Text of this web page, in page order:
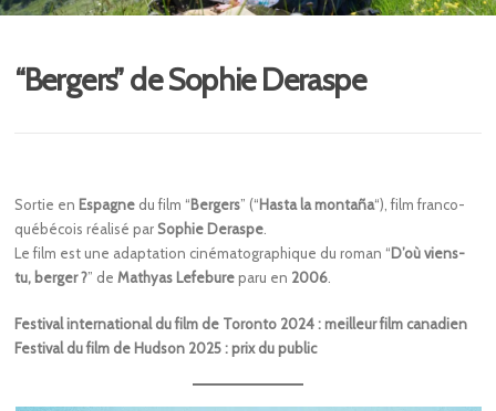
“Bergers” de Sophie Deraspe
Sortie en Espagne du film “Bergers” (“Hasta la montaña“), film franco-
québécois réalisé par Sophie Deraspe.
Le film est une adaptation cinématographique du roman “D’où viens-
tu, berger ?” deMathyas Lefebureparu en 2006.
Festival international du film de Toronto 2024 : meilleur film canadien
Festival du film de Hudson 2025 : prix du public